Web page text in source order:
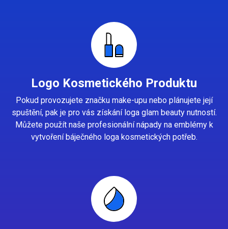
Logo Kosmetického Produktu
Pokud provozujete značku make-upu nebo plánujete její
spuštění, pak je pro vás získání loga glam beauty nutností.
Můžete použít naše profesionální nápady na emblémy k
vytvoření báječného loga kosmetických potřeb.